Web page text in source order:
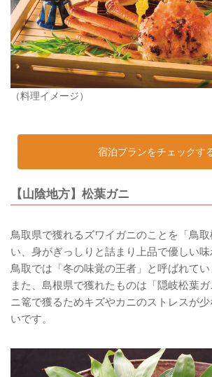
（料理イメージ）
宿泊プランをチェックす
【山陰地方】松葉ガニ
鳥取県で獲れるズワイガニのことを「鳥
い、身がぎっしりと詰まり上品で優しい味
鳥取では「冬の味覚の王者」と呼ばれてい
また、島根県で獲れたものは「隠岐松葉
ニ篭で獲るためキズやカニのストレスが
いです。